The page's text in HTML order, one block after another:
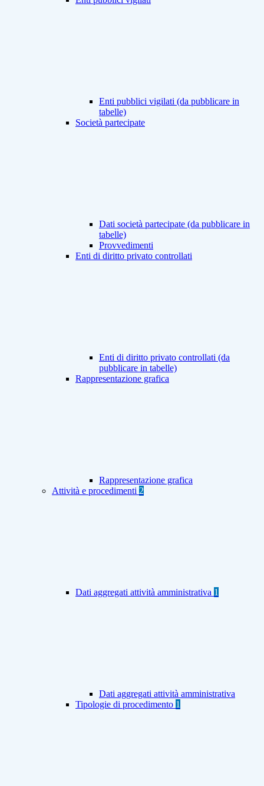
Enti pubblici vigilati (da pubblicare in
tabelle)
Società partecipate
Dati società partecipate (da pubblicare in
tabelle)
Provvedimenti
Enti di diritto privato controllati
Enti di diritto privato controllati (da
pubblicare in tabelle)
Rappresentazione grafica
Rappresentazione grafica
Attività e procedimenti 2
Dati aggregati attività amministrativa 1
Dati aggregati attività amministrativa
Tipologie di procedimento 1